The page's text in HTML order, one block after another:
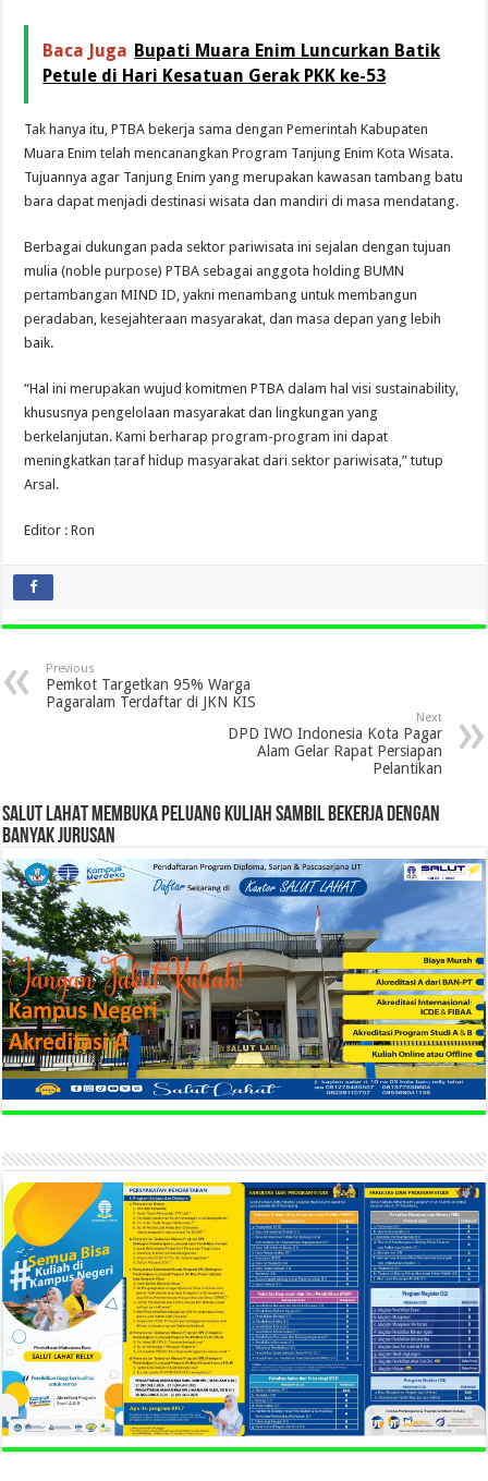
Baca Juga Bupati Muara Enim Luncurkan Batik
Petule di Hari Kesatuan Gerak PKK ke-53
Tak hanya itu, PTBA bekerja sama dengan Pemerintah Kabupaten
Muara Enim telah mencanangkan Program Tanjung Enim Kota Wisata.
Tujuannya agar Tanjung Enim yang merupakan kawasan tambang batu
bara dapat menjadi destinasi wisata dan mandiri di masa mendatang.
Berbagai dukungan pada sektor pariwisata ini sejalan dengan tujuan
mulia (noble purpose) PTBA sebagai anggota holding BUMN
pertambangan MIND ID, yakni menambang untuk membangun
peradaban, kesejahteraan masyarakat, dan masa depan yang lebih
baik.
“Hal ini merupakan wujud komitmen PTBA dalam hal visi sustainability,
khususnya pengelolaan masyarakat dan lingkungan yang
berkelanjutan. Kami berharap program-program ini dapat
meningkatkan taraf hidup masyarakat dari sektor pariwisata,” tutup
Arsal.
Editor : Ron
Previous
Pemkot Targetkan 95% Warga
Pagaralam Terdaftar di JKN KIS
Next
DPD IWO Indonesia Kota Pagar
Alam Gelar Rapat Persiapan
Pelantikan
SALUT LAHAT MEMBUKA PELUANG KULIAH SAMBIL BEKERJA DENGAN
BANYAK JURUSAN